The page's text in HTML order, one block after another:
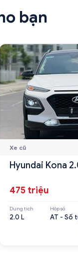
bạn
Xe cũ
Hyundai Kona
475 triệu
Dung tích
2.0 L
Hộp số
AT - Số